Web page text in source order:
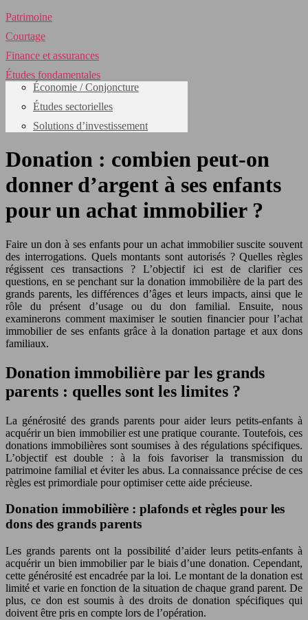
Patrimoine
Courtage
Finance et assurances
Études fondamentales
Économie / Conjoncture
Études sectorielles
Solutions d’investissement
Donation : combien peut-on
donner d’argent à ses enfants
pour un achat immobilier ?
Faire un don à ses enfants pour un achat immobilier suscite souvent
des interrogations. Quels montants sont autorisés ? Quelles règles
régissent ces transactions ? L’objectif ici est de clarifier ces
questions, en se penchant sur la donation immobilière de la part des
grands parents, les différences d’âges et leurs impacts, ainsi que le
rôle du présent d’usage ou du don familial. Ensuite, nous
examinerons comment maximiser le soutien financier pour l’achat
immobilier de ses enfants grâce à la donation partage et aux dons
familiaux.
Donation immobilière par les grands
parents : quelles sont les limites ?
La générosité des grands parents pour aider leurs petits-enfants à
acquérir un bien immobilier est une pratique courante. Toutefois, ces
donations immobilières sont soumises à des régulations spécifiques.
L’objectif est double : à la fois favoriser la transmission du
patrimoine familial et éviter les abus. La connaissance précise de ces
règles est primordiale pour optimiser cette aide précieuse.
Donation immobilière : plafonds et règles pour les
dons des grands parents
Les grands parents ont la possibilité d’aider leurs petits-enfants à
acquérir un bien immobilier par le biais d’une donation. Cependant,
cette générosité est encadrée par la loi. Le montant de la donation est
limité et varie en fonction de la situation de chaque grand parent. De
plus, ce don est soumis à des droits de donation spécifiques qui
doivent être pris en compte lors de l’opération.